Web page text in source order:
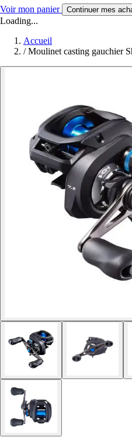
Voir mon panier Continuer mes
Loading...
Accueil
/ Moulinet casting gauchier